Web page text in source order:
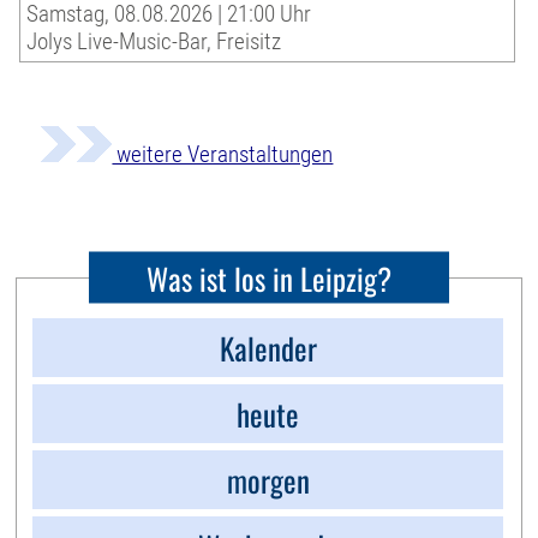
Samstag, 08.08.2026 | 21:00 Uhr
Jolys Live-Music-Bar, Freisitz
weitere Veranstaltungen
Was ist los in Leipzig?
Kalender
heute
morgen